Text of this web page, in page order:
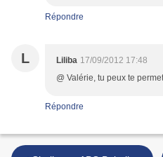
Répondre
L Liliba 17/09/2012 17:48
@ Valérie, tu peux te
Répondre